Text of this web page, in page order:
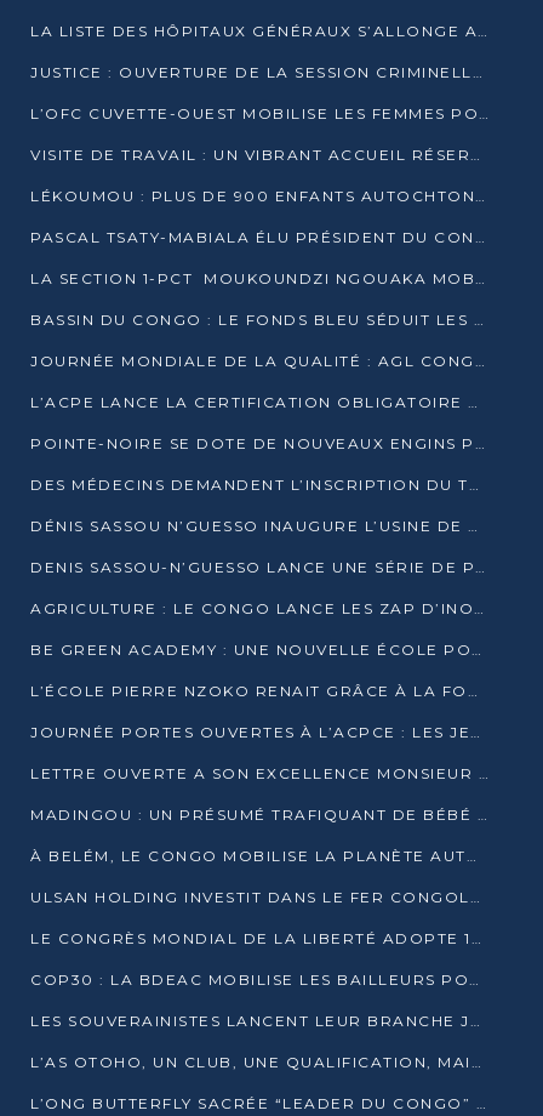
LA LISTE DES HÔPITAUX GÉNÉRAUX S’ALLONGE AU CONGO
JUSTICE : OUVERTURE DE LA SESSION CRIMINELLE À BRAZZAVILLE AVEC 52 DOSSIERS AU RÔLE
L’OFC CUVETTE-OUEST MOBILISE LES FEMMES POUR ACCUEILLIR LE PRÉSIDENT DE LA RÉPUBLIQUE
VISITE DE TRAVAIL : UN VIBRANT ACCUEIL RÉSERVÉ À DENIS SASSOU-N’GUESSO PAR L’ASSOCIATION « LES AMIS DE WOMO »
LÉKOUMOU : PLUS DE 900 ENFANTS AUTOCHTONES REÇOIVENT DES KITS SCOLAIRES GRÂCE À L’ESPACE OPOKO
PASCAL TSATY-MABIALA ÉLU PRÉSIDENT DU CONSEIL NATIONAL DE L’UPADS
LA SECTION 1-PCT MOUKOUNDZI NGOUAKA MOBILISE 100 000 FCFA POUR LE 6ᵉ CONGRÈS DU PARTI
BASSIN DU CONGO : LE FONDS BLEU SÉDUIT LES BAILLEURS À BELÉM
JOURNÉE MONDIALE DE LA QUALITÉ : AGL CONGO FORME ET SENSIBILISE LES JEUNES TALENTS
L’ACPE LANCE LA CERTIFICATION OBLIGATOIRE DES CONTRATS DE TRAVAIL DES TRANSPORTEURS
POINTE-NOIRE SE DOTE DE NOUVEAUX ENGINS POUR L’ASSAINISSEMENT ET L’ENTRETIEN ROUTIER
DES MÉDECINS DEMANDENT L’INSCRIPTION DU TRAITEMENT DU PIED-BOT DANS LES CURSUS UNIVERSITAIRES
DÉNIS SASSOU N’GUESSO INAUGURE L’USINE DE VALORISATION DU GAZ ASSOCIÉ
DENIS SASSOU-N’GUESSO LANCE UNE SÉRIE DE PROJETS DANS LE KOUILOU
AGRICULTURE : LE CONGO LANCE LES ZAP D’INONI ET YONO
BE GREEN ACADEMY : UNE NOUVELLE ÉCOLE POUR LES MÉTIERS DE L’ÉCOLOGIE À POINTE-NOIRE
L’ÉCOLE PIERRE NZOKO RENAIT GRÂCE À LA FONDATION MUCODEC
JOURNÉE PORTES OUVERTES À L’ACPCE : LES JEUNES EN IMMERSION DANS L’ENTREPRISE
LETTRE OUVERTE A SON EXCELLENCE MONSIEUR DENIS SASSOU NGUESSO, PRESIDENT DE LAREPUBLIQUE DU CONGO
MADINGOU : UN PRÉSUMÉ TRAFIQUANT DE BÉBÉ CHIMPANZÉ FIXÉ SUR SON SORT LE 20 NOVEMBRE
À BELÉM, LE CONGO MOBILISE LA PLANÈTE AUTOUR DU FONDS BLEU POUR LE BASSIN DU CONGO
ULSAN HOLDING INVESTIT DANS LE FER CONGOLAIS
LE CONGRÈS MONDIAL DE LA LIBERTÉ ADOPTE 14 RÉSOLUTIONS HISTORIQUES
COP30 : LA BDEAC MOBILISE LES BAILLEURS POUR LE FONDS BLEU DU BASSIN DU CONGO
LES SOUVERAINISTES LANCENT LEUR BRANCHE JEUNE À BRAZZAVILLE
L’AS OTOHO, UN CLUB, UNE QUALIFICATION, MAIS ENCORE DES DOUTES
L’ONG BUTTERFLY SACRÉE “LEADER DU CONGO” AU PRIX D’EXCELLENCE 2025